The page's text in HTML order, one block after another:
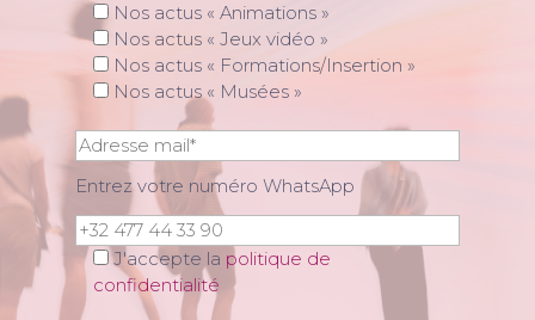
Nos actus « Animations »
Nos actus « Jeux vidéo »
Nos actus « Formations/Insertion »
Nos actus « Musées »
Entrez votre numéro WhatsApp
J'accepte la politique de
confidentialité